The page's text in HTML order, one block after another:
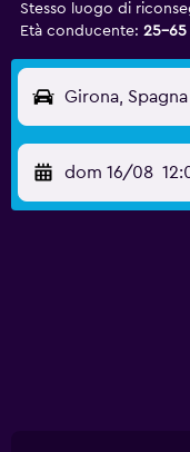
Stesso luogo di
Età conducente: 25-65
Girona,
dom 16/08